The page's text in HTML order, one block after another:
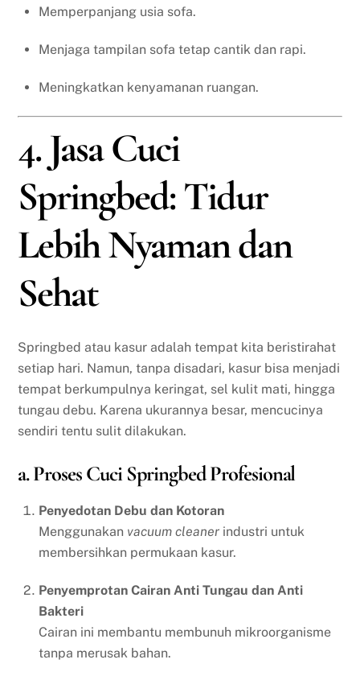
Memperpanjang usia sofa.
Menjaga tampilan sofa tetap cantik dan rapi.
Meningkatkan kenyamanan ruangan.
4. Jasa Cuci
Springbed: Tidur
Lebih Nyaman dan
Sehat
Springbed atau kasur adalah tempat kita beristirahat
setiap hari. Namun, tanpa disadari, kasur bisa menjadi
tempat berkumpulnya keringat, sel kulit mati, hingga
tungau debu. Karena ukurannya besar, mencucinya
sendiri tentu sulit dilakukan.
a. Proses Cuci Springbed Profesional
Penyedotan Debu dan Kotoran
Menggunakan vacuum cleaner industri untuk
membersihkan permukaan kasur.
Penyemprotan Cairan Anti Tungau dan Anti
Bakteri
Cairan ini membantu membunuh mikroorganisme
tanpa merusak bahan.